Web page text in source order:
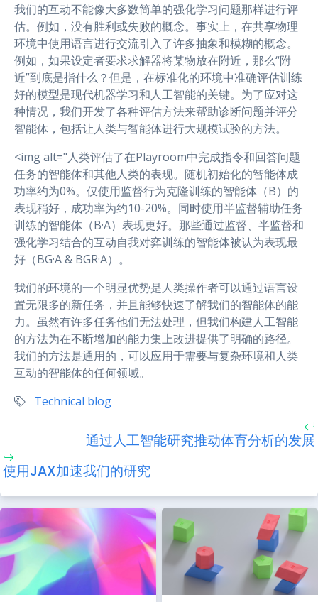
我们的互动不能像大多数简单的强化学习问题那样进行评
估。例如，没有胜利或失败的概念。事实上，在共享物理
环境中使用语言进行交流引入了许多抽象和模糊的概念。
例如，如果设定者要求求解器将某物放在附近，那么“附
近”到底是指什么？但是，在标准化的环境中准确评估训练
好的模型是现代机器学习和人工智能的关键。为了应对这
种情况，我们开发了各种评估方法来帮助诊断问题并评分
智能体，包括让人类与智能体进行大规模试验的方法。
<img alt="人类评估了在Playroom中完成指令和回答问题
任务的智能体和其他人类的表现。随机初始化的智能体成
功率约为0%。仅使用监督行为克隆训练的智能体（B）的
表现稍好，成功率为约10-20%。同时使用半监督辅助任务
训练的智能体（B·A）表现更好。那些通过监督、半监督和
强化学习结合的互动自我对弈训练的智能体被认为表现最
好（BG·A & BGR·A）。
我们的环境的一个明显优势是人类操作者可以通过语言设
置无限多的新任务，并且能够快速了解我们的智能体的能
力。虽然有许多任务他们无法处理，但我们构建人工智能
的方法为在不断增加的能力集上改进提供了明确的路径。
我们的方法是通用的，可以应用于需要与复杂环境和人类
互动的智能体的任何领域。
Technical blog
通过人工智能研究推动体育分析的发展
使用JAX加速我们的研究